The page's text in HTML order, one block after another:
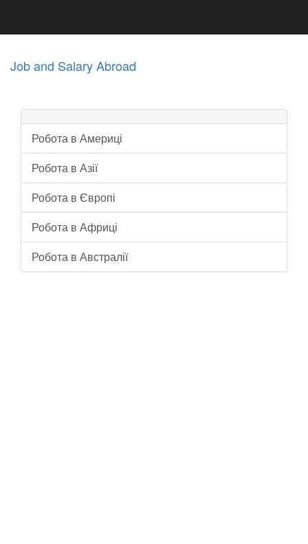
Job and Salary Abroad
Робота в Америці
Робота в Азії
Робота в Європі
Робота в Африці
Робота в Австралії